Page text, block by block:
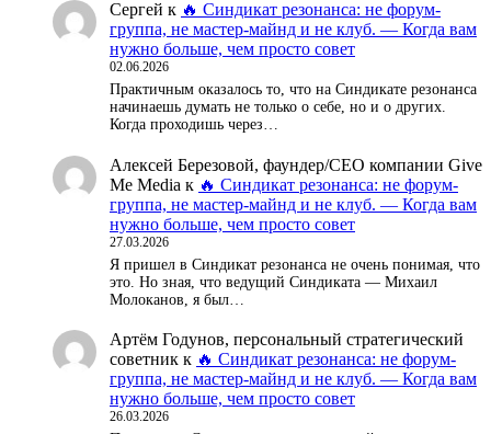
Сергей к 🔥 Синдикат резонанса: не форум-
группа, не мастер-майнд и не клуб. — Когда вам
нужно больше, чем просто совет
02.06.2026
Практичным оказалось то, что на Синдикате резонанса
начинаешь думать не только о себе, но и о других.
Когда проходишь через…
Алексей Березовой, фаундер/СЕО компании Give
Me Media к 🔥 Синдикат резонанса: не форум-
группа, не мастер-майнд и не клуб. — Когда вам
нужно больше, чем просто совет
27.03.2026
Я пришел в Синдикат резонанса не очень понимая, что
это. Но зная, что ведущий Синдиката — Михаил
Молоканов, я был…
Артём Годунов, персональный стратегический
советник к 🔥 Синдикат резонанса: не форум-
группа, не мастер-майнд и не клуб. — Когда вам
нужно больше, чем просто совет
26.03.2026